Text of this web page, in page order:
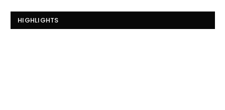
HIGHLIGHTS